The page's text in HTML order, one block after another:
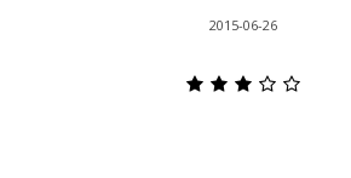
2015-06-26